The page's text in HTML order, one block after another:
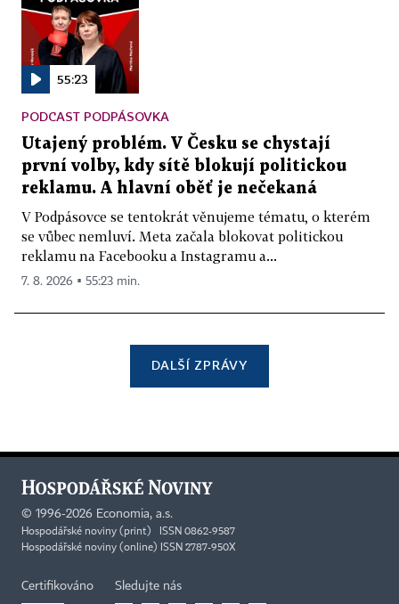
55:23
PODCAST PODPÁSOVKA
Utajený problém. V Česku se chystají
první volby, kdy sítě blokují politickou
reklamu. A hlavní oběť je nečekaná
V Podpásovce se tentokrát věnujeme tématu, o kterém
se vůbec nemluví. Meta začala blokovat politickou
reklamu na Facebooku a Instagramu a...
7. 8. 2026 ▪ 55:23 min.
DALŠÍ ZPRÁVY
© 1996-2026 Economia, a.s.
Hospodářské noviny (print) ISSN 0862-9587
Hospodářské noviny (online) ISSN 2787-950X
Certifikováno Sledujte nás